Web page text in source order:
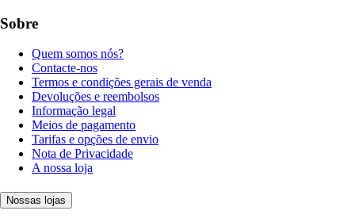
Sobre
Quem somos nós?
Contacte-nos
Termos e condições gerais de venda
Devoluções e reembolsos
Informação legal
Meios de pagamento
Tarifas e opções de envio
Nota de Privacidade
A nossa loja
Nossas lojas